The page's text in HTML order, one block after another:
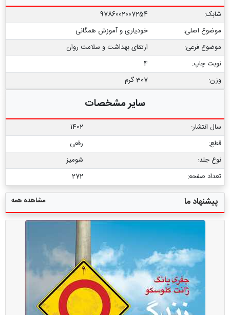
شابک:
9786002007254
موضوع اصلی:
خودیاری و آموزش همگانی
موضوع فرعی:
ارتقای بهداشت و سلامت روان
نوبت چاپ:
4
وزن:
307 گرم
سایر مشخصات
سال انتشار:
1402
قطع:
رقعی
نوع جلد:
شومیز
تعداد صفحه:
272
پیشنهاد ما مشاهده همه